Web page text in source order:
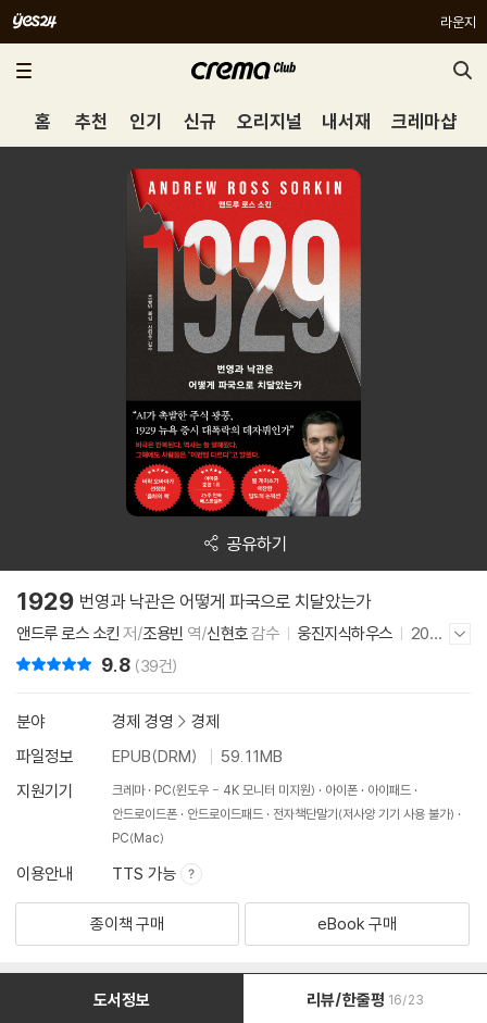
라운지
홈 추천 인기 신규 오리지널 내서재 크레마샵
공유하기
1929 번영과 낙관은 어떻게 파국으로 치달았는가
앤드루 로스 소킨 저/조용빈 역/신현호감수 웅진지식하우스
202
6년 4월 20일9.8 (39건)
분야 경제 경영 > 경제
파일정보
EPUB(DRM)
59.11MB
지원기기
크레마 PC(윈도우 - 4K 모니터 미지원) 아이폰
아이패드
안드로이드폰
안드로이드패드
전자책단말기(저사양 기기 사용 불가)
PC(Mac)
이용안내 TTS 가능
종이책 구매 eBook 구매
도서정보 리뷰/한줄평 16/23